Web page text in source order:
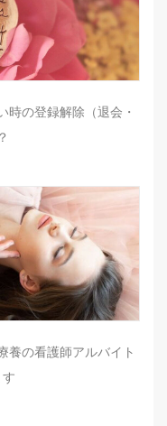
時の登録解除（退会・
養の看護師アルバイト